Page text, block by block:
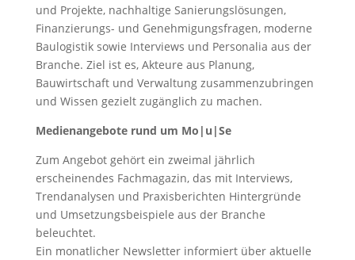
und Projekte, nachhaltige Sanierungslösungen,
Finanzierungs- und Genehmigungsfragen, moderne
Baulogistik sowie Interviews und Personalia aus der
Branche. Ziel ist es, Akteure aus Planung,
Bauwirtschaft und Verwaltung zusammenzubringen
und Wissen gezielt zugänglich zu machen.
Medienangebote rund um Mo|u|Se
Zum Angebot gehört ein zweimal jährlich
erscheinendes Fachmagazin, das mit Interviews,
Trendanalysen und Praxisberichten Hintergründe
und Umsetzungsbeispiele aus der Branche
beleuchtet.
Ein monatlicher Newsletter informiert über aktuelle